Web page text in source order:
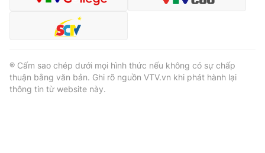
® Cấm sao chép dưới mọi hình thức nếu không có sự chấp
thuận bằng văn bản. Ghi rõ nguồn VTV.vn khi phát hành lại
thông tin từ website này.